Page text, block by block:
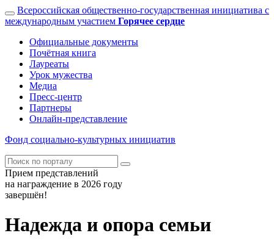
Всероссийская общественно-государственная инициатива с
международным участием Горячее сердце
Официальные документы
Почётная книга
Лауреаты
Урок мужества
Медиа
Пресс-центр
Партнеры
Онлайн-представление
Фонд социально-культурных инициатив
Прием представлений
на награждение в 2026 году
завершён!
Надежда и опора семьи